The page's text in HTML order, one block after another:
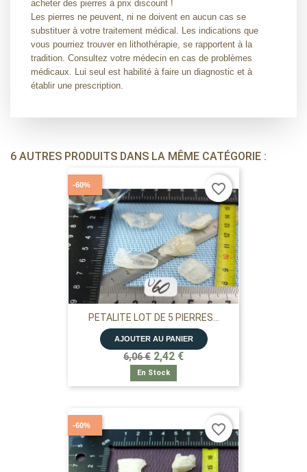
acheter des pierres à prix discount !
Les pierres ne peuvent, ni ne doivent en aucun cas se
substituer à votre traitement médical. Les indications que
vous pourriez trouver en lithothérapie, se rapportent à la
tradition. Consultez votre médecin en cas de problèmes
médicaux. Lui seul est habilité à faire un diagnostic et à
établir une prescription.
6 AUTRES PRODUITS DANS LA MÊME CATÉGORIE :
PETALITE LOT DE 5 PIERRES...
AJOUTER AU PANIER
6,06 € 2,42 €
En Stock
-60% favorite_border
-60% favorite_border